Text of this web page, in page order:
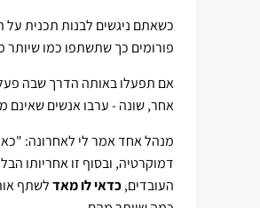
כשאתם ניגשים לבנות תכנית
פורומים כך שתשתפו כמו
אם תפעלו באותה הדרך שבה
אחר, שונה - ערבו אנשים
מנהל אחד אמר לי לאחרונה:
דמוקרטיה, ובסוף זו אחריותו
העובדים,כדאי לו מאדלשתף